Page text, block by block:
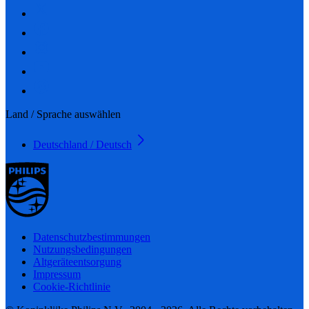
Land / Sprache auswählen
Deutschland / Deutsch
Datenschutzbestimmungen
Nutzungsbedingungen
Altgeräteentsorgung
Impressum
Cookie-Richtlinie